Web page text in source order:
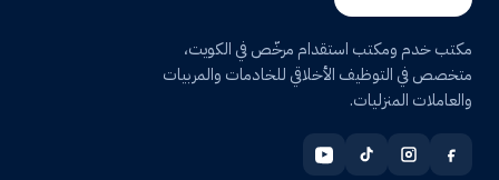
مكتب خدم ومكتب استقدام مرخّص في الكويت،
متخصص في التوظيف الأخلاقي للخادمات والمربيات
والعاملات المنزليات.